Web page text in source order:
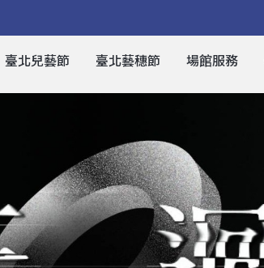
臺北兒藝節 臺北藝穗節 場館服務